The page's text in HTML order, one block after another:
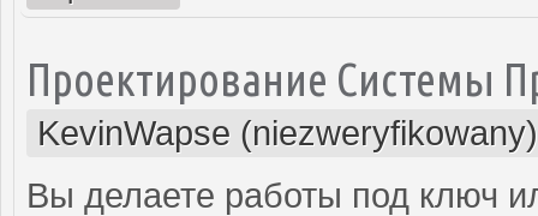
Проектирование Системы
KevinWapse (niezweryfikowany)
Вы делаете работы под ключ